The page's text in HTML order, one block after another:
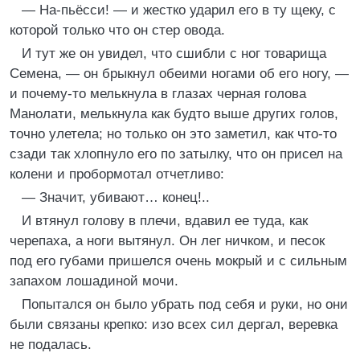
— На-пьёсси! — и жестко ударил его в ту щеку, с
которой только что он стер овода.
И тут же он увидел, что сшибли с ног товарища
Семена, — он брыкнул обеими ногами об его ногу, —
и почему-то мелькнула в глазах черная голова
Манолати, мелькнула как будто выше других голов,
точно улетела; но только он это заметил, как что-то
сзади так хлопнуло его по затылку, что он присел на
колени и пробормотал отчетливо:
— Значит, убивают… конец!..
И втянул голову в плечи, вдавил ее туда, как
черепаха, а ноги вытянул. Он лег ничком, и песок
под его губами пришелся очень мокрый и с сильным
запахом лошадиной мочи.
Попытался он было убрать под себя и руки, но они
были связаны крепко: изо всех сил дергал, веревка
не подалась.